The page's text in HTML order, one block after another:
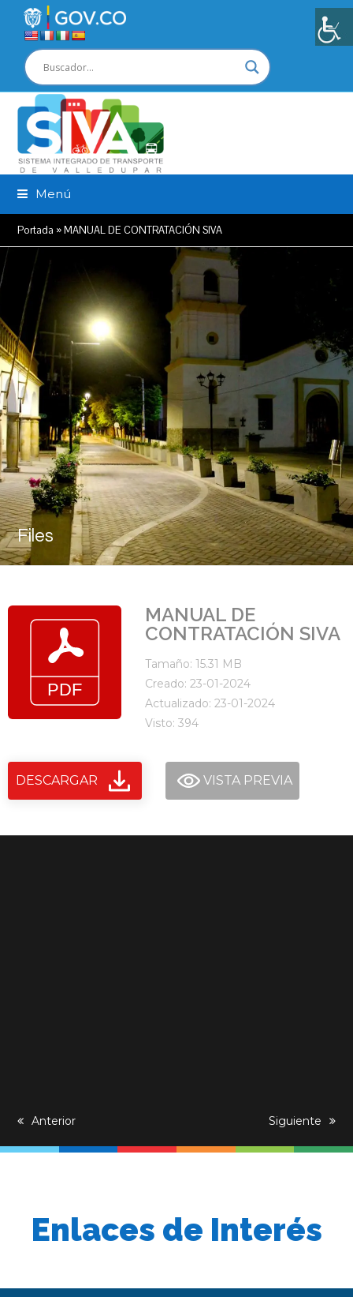
Menú
Portada »MANUAL DE CONTRATACIÓN SIVA
Files
MANUAL DE
CONTRATACIÓN SIVA
Tamaño: 15.31 MB
Creado: 23-01-2024
Actualizado: 23-01-2024
Visto: 394
DESCARGAR VISTA PREVIA
previous
Anterior
next
Siguiente
Enlaces de Interés